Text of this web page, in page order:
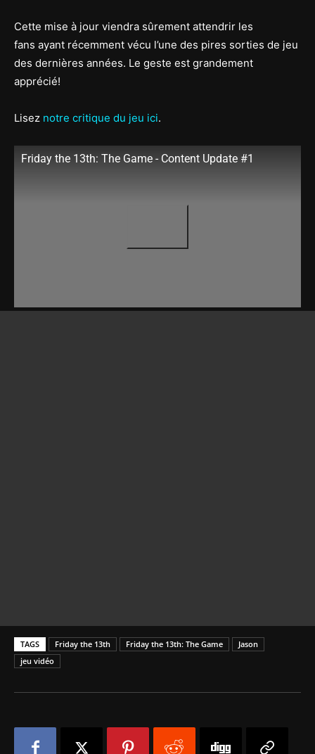
Cette mise à jour viendra sûrement attendrir les
fans ayant récemment vécu l’une des pires sorties de jeu
des dernières années. Le geste est grandement
apprécié!
Lisez notre critique du jeu ici.
Friday the 13th: The Game - Content Update #1
TAGS Friday the 13th Friday the 13th: The Game
Jason
jeu vidéo